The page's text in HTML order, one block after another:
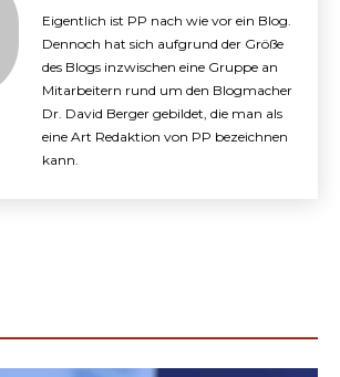
Eigentlich ist PP nach wie vor ein Blog.
Dennoch hat sich aufgrund der Größe
des Blogs inzwischen eine Gruppe an
Mitarbeitern rund um den Blogmacher
Dr. David Berger gebildet, die man als
eine Art Redaktion von PP bezeichnen
kann.